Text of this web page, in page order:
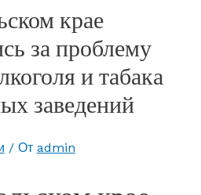
крае
за проблему
и табака
заведений
/ От admin